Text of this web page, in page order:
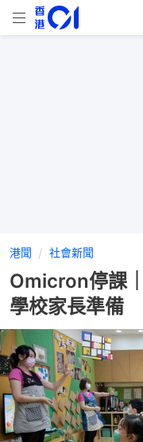
港聞 社會新聞
Omicron停課
學校家長準備